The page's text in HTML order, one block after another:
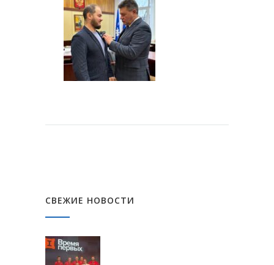
СВЕЖИЕ НОВОСТИ